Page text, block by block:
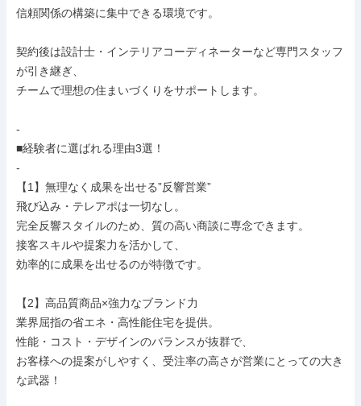
信頼関係の構築に集中できる環境です。
契約後は設計士・インテリアコーディネーターなど専門スタッフ
が引き継ぎ、
チームで理想の住まいづくりをサポートします。
-
■経験者に選ばれる理由3選！
-
【1】無理なく成果を出せる”反響営業”
飛び込み・テレアポは一切なし。
完全反響スタイルのため、質の高い商談に専念できます。
接客スキルや提案力を活かして、
効率的に成果を出せるのが特徴です。
【2】高品質商品×強力なブランド力
業界屈指の省エネ・高性能住宅を提供。
性能・コスト・デザインのバランスが抜群で、
お客様への提案がしやすく、受注率の高さが営業にとっての大き
な武器！